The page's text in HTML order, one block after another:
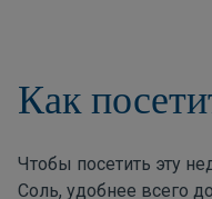
Как
Чтобы посетить эту
Соль, удобнее всего